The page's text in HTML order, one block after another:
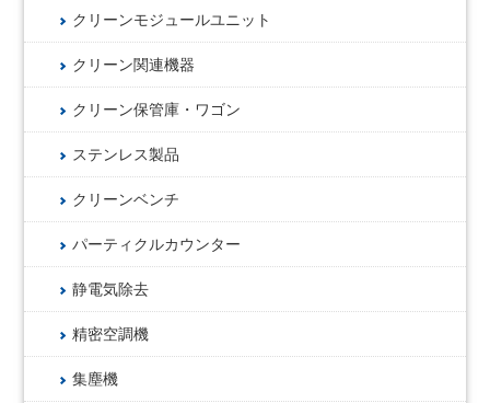
クリーンモジュールユニット
クリーン関連機器
クリーン保管庫・ワゴン
ステンレス製品
クリーンベンチ
パーティクルカウンター
静電気除去
精密空調機
集塵機